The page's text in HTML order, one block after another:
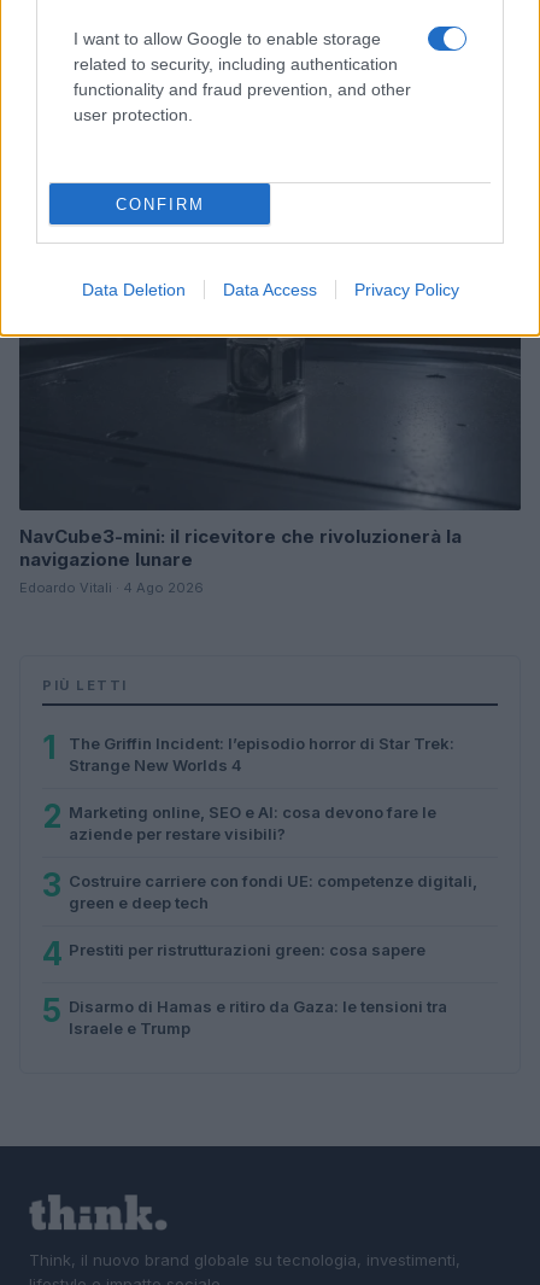
I want to allow Google to enable storage
related to security, including authentication
functionality and fraud prevention, and other
user protection.
CONFIRM
Data Deletion Data Access Privacy Policy
Costruire carriere con fondi UE: competenze digitali,
green e deep tech
NavCube3-mini: il ricevitore che rivoluzionerà la
navigazione lunare
Edoardo Vitali · 4 Ago 2026
PIÙ LETTI
1
The Griffin Incident: l’episodio horror di Star Trek:
Strange New Worlds 4
2 Marketing online, SEO e AI: cosa devono fare le
aziende per restare visibili?
3 Costruire carriere con fondi UE: competenze digitali,
green e deep tech
4 Prestiti per ristrutturazioni green: cosa sapere
5 Disarmo di Hamas e ritiro da Gaza: le tensioni tra
Israele e Trump
Think, il nuovo brand globale su tecnologia, investimenti,